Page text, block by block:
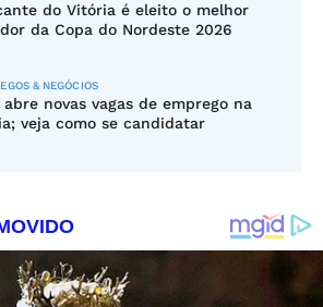
do Vitória é eleito o melhor
da Copa do Nordeste 2026
& NEGÓCIOS
abre novas vagas de emprego na
veja como se candidatar